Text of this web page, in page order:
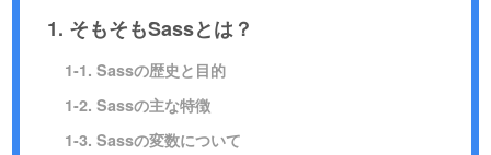
1. そもそもSassとは？
1-1. Sassの歴史と目的
1-2. Sassの主な特徴
1-3. Sassの変数について